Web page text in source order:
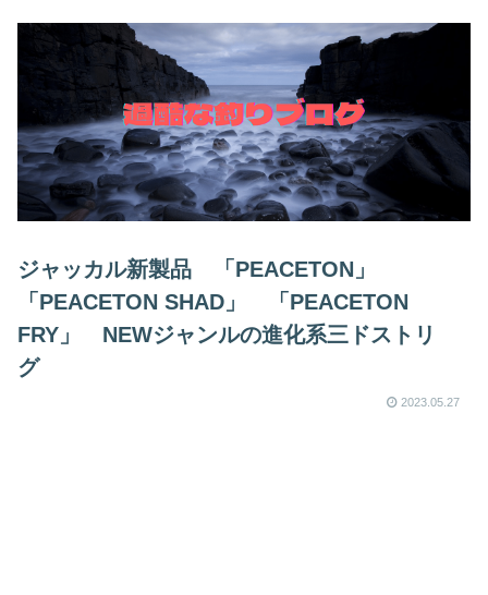
ジャッカル新製品 「PEACETON」
「PEACETON SHAD」 「PEACETON
FRY」 NEWジャンルの進化系三ドストリ
グ
2023.05.27